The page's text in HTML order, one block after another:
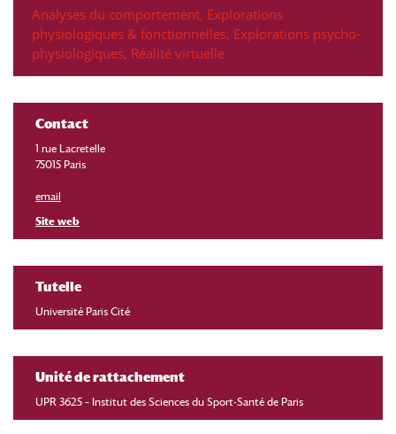
Analyses du comportement, Explorations
physiologiques & fonctionnelles, Explorations psycho-
physiologiques, Réalité virtuelle
Contact
1 rue Lacretelle
75015 Paris
email
Site web
Tutelle
Université Paris Cité
Unité de rattachement
UPR 3625 – Institut des Sciences du Sport-Santé de Paris